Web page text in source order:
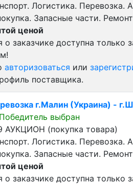
Логистика. Перевозка.
Запасные части.
ценой
заказчике доступна только
авторизоваться или
поставщика.
г.Малин (Украина) -
Победитель выбран
АУКЦИОН (покупка товара)
Логистика. Перевозка.
Запасные части.
ценой
заказчике доступна только